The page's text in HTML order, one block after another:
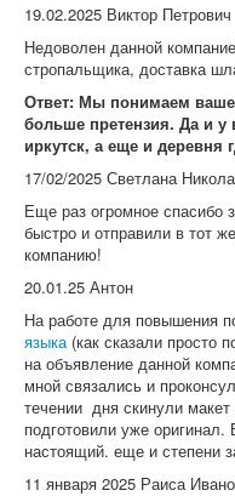
19.02.2025 Виктор Петрович
Недоволен данной
стропальщика, доставка
Ответ: Мы понимаем
больше претензия. Да и
иркутск, а еще и деревня
17/02/2025 Светлана
Еще раз огромное спасибо
быстро и отправили в тот
компанию!
20.01.25 Антон
На работе для повышения
языка(как сказали просто
на объявление данной
мной связались и
течении дня скинули
подготовили уже
настоящий. еще и степени
11 января 2025 Раиса